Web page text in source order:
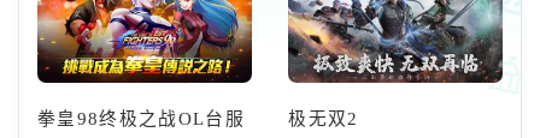
拳皇98终极之战OL台服 极无双2